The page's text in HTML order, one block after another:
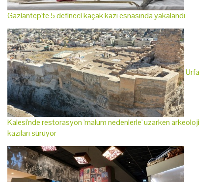
Gaziantep'te 5 defineci kaçak kazı esnasında yakalandı
Urfa
Kalesi'nde restorasyon 'malum nedenlerle' uzarken arkeoloji
kazıları sürüyor